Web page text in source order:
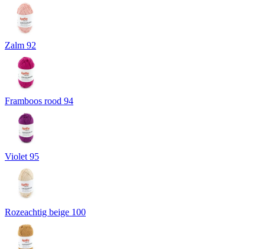
Zalm 92
Framboos rood 94
Violet 95
Rozeachtig beige 100